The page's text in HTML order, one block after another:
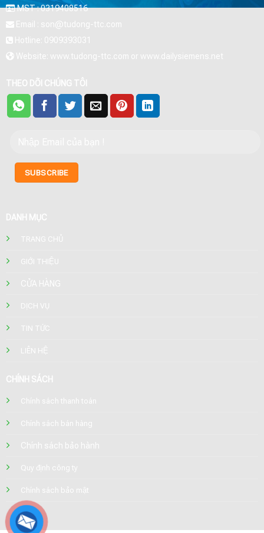
MST : 0319408516
Email : son@tudong-ttc.com
Hotline: 0909393031
Website: www.tudong-ttc.com or www.dailysiemens.net
THEO DÕI CHÚNG TÔI
DANH MỤC
TRANG CHỦ
GIỚI THIỆU
CỬA HÀNG
DỊCH VỤ
TIN TỨC
LIÊN HỆ
CHÍNH SÁCH
Chính sách thanh toán
Chính sách bán hàng
Chính sách bảo hành
Quy định công ty
Chính sách bảo mật